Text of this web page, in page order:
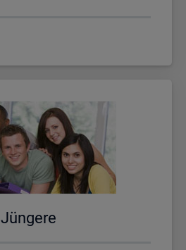
Jün­ge­re